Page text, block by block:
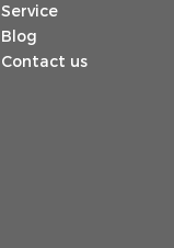
Service
Blog
Contact us